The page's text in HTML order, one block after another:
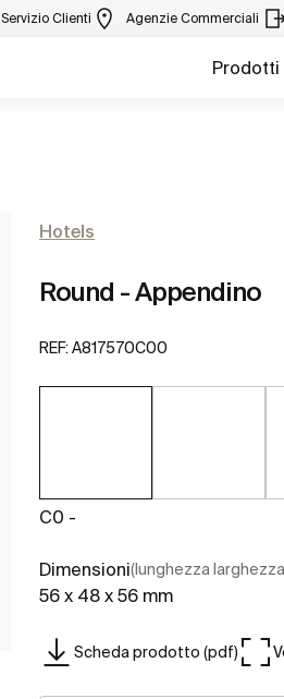
Servizio Clienti Agenzie Commerciali
Prodotti
Hotels
Round - Appendino
REF: A817570C00
C0 -
Dimensioni(lunghezza
56 x 48 x 56 mm
Scheda prodotto (pdf)